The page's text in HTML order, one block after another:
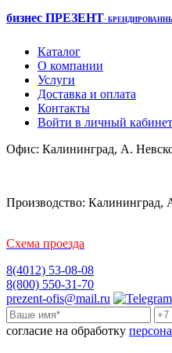
бизнес ПРЕЗЕНТ·
Каталог
О компании
Услуги
Доставка и оплата
Контакты
Войти в личный кабинет
Офис: Калининград, А.
Производство: Калининград,
Схема проезда
8(4012) 53-08-08
8(800) 550-31-70
prezent-ofis@mail.ru
согласие на обработку